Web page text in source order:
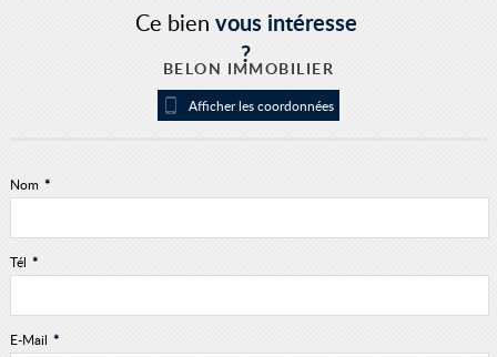
Ce bien vous intéresse
?
BELON IMMOBILIER
Afficher les coordonnées
Nom *
Tél *
E-Mail *